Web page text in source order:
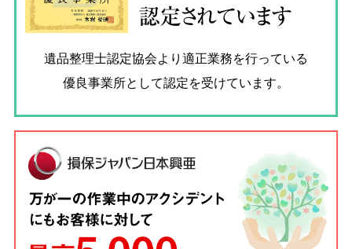
認定されています
遺品整理士認定協会より適正業務を行っている
優良事業所として認定を受けています。